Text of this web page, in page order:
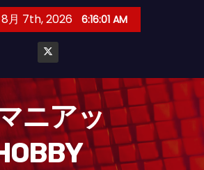
8月 7th, 2026 6:16:02 AM
ニアッ